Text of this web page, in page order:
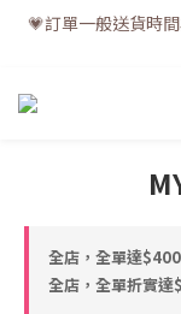
💗訂單一般送貨時
💗訂單一般送貨時
💗折實
💗立即
💗訂單一般送貨時
全店，全單達
全店，全單折實達